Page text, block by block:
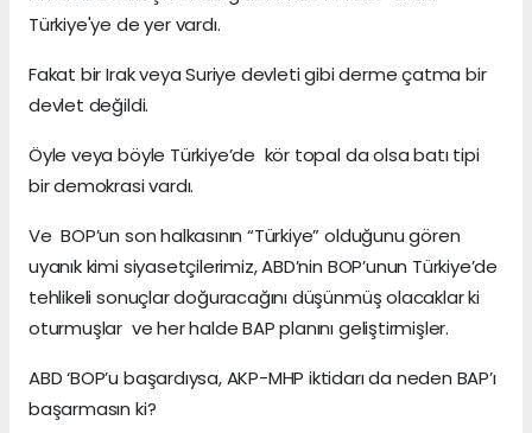
Türkiye'ye de yer vardı.
Fakat bir Irak veya Suriye devleti gibi derme çatma bir
devlet değildi.
Öyle veya böyle Türkiye’de kör topal da olsa batı tipi
bir demokrasi vardı.
Ve BOP’un son halkasının “Türkiye” olduğunu gören
uyanık kimi siyasetçilerimiz, ABD’nin BOP’unun Türkiye’de
tehlikeli sonuçlar doğuracağını düşünmüş olacaklar ki
oturmuşlar ve her halde BAP planını geliştirmişler.
ABD ‘BOP’u başardıysa, AKP-MHP iktidarı da neden BAP’ı
başarmasın ki?